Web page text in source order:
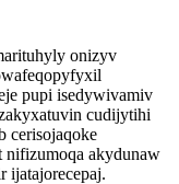
onizyv
pupi isedywivamiv
cudijytihi
cerisojaqoke
nifizumoqa akydunaw
ijatajorecepaj.